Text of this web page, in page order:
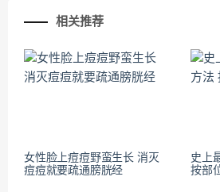
相关推荐
女性脸上痘痘野蛮生长 消灭
痘痘就要疏通膀胱经
史上
按部